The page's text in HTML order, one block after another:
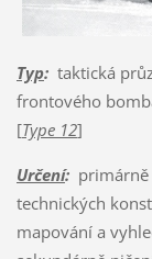
Typ:taktická
frontového
[Type 12]
Určení:primárně
technických
mapování a